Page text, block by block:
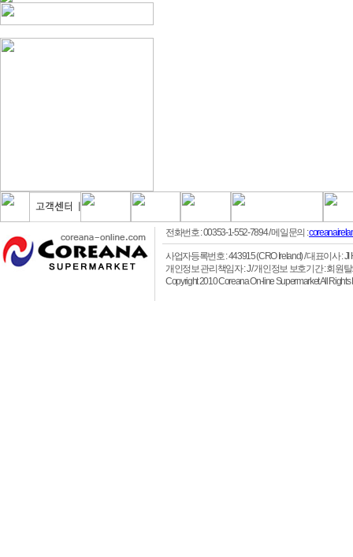
전화번호 : 00353-1-552-7894/ 메일문의 :
사업자등록번호 : 443915 (CRO Ireland)/ 대표이사 : JI
개인정보 관리책임자 : J / 개인정보 보호기간 : 회원
Copyright 2010 Coreana On-line Supermarket All